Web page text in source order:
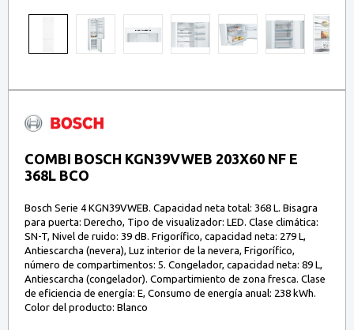
COMBI BOSCH KGN39VWEB 203X60 NF E
368L BCO
Bosch Serie 4 KGN39VWEB. Capacidad neta total: 368 L. Bisagra
para puerta: Derecho, Tipo de visualizador: LED. Clase climática:
SN-T, Nivel de ruido: 39 dB. Frigorífico, capacidad neta: 279 L,
Antiescarcha (nevera), Luz interior de la nevera, Frigorífico,
número de compartimentos: 5. Congelador, capacidad neta: 89 L,
Antiescarcha (congelador). Compartimiento de zona fresca. Clase
de eficiencia de energía: E, Consumo de energía anual: 238 kWh.
Color del producto: Blanco